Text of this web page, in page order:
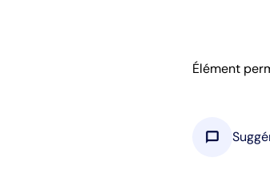
Élément
chat_bubble